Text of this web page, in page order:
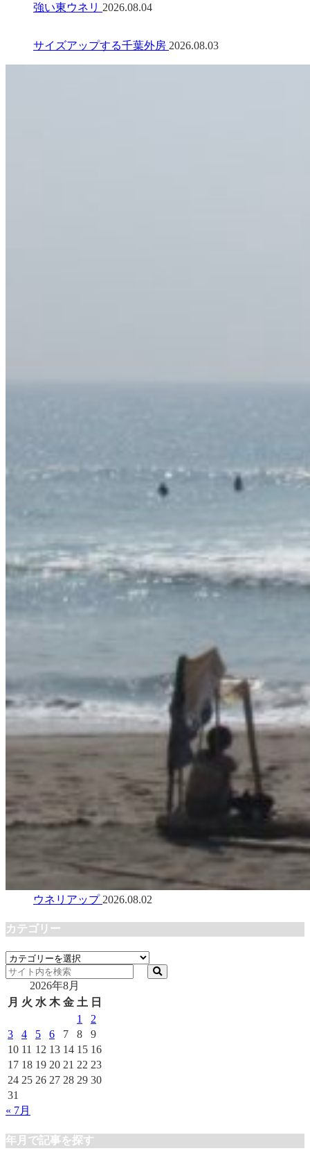
強い東ウネリ 2026.08.04
サイズアップする千葉外房 2026.08.03
ウネリアップ 2026.08.02
カテゴリー
カ
テ
リ
2026年8月
月 火 水 木 金 土 日
1
2
3
4 5 6 7 8
9
10 11 12 13 14 15 16
17 18 19 20 21 22 23
24 25 26 27 28 29 30
31
« 7月
年月で記事を探す